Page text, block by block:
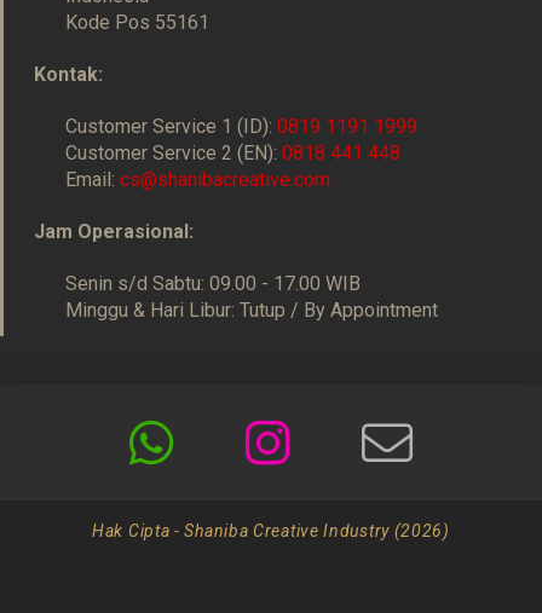
Kode Pos 55161
Kontak:
Customer Service 1 (ID):0819 1191 1999
Customer Service 2 (EN):0818 441 448
Email:cs@shanibacreative.com
Jam Operasional:
Senin s/d Sabtu: 09.00 - 17.00 WIB
Minggu & Hari Libur: Tutup / By Appointment
Hak Cipta - Shaniba Creative Industry (2026)